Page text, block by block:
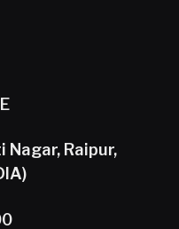
Nagar, Raipur,